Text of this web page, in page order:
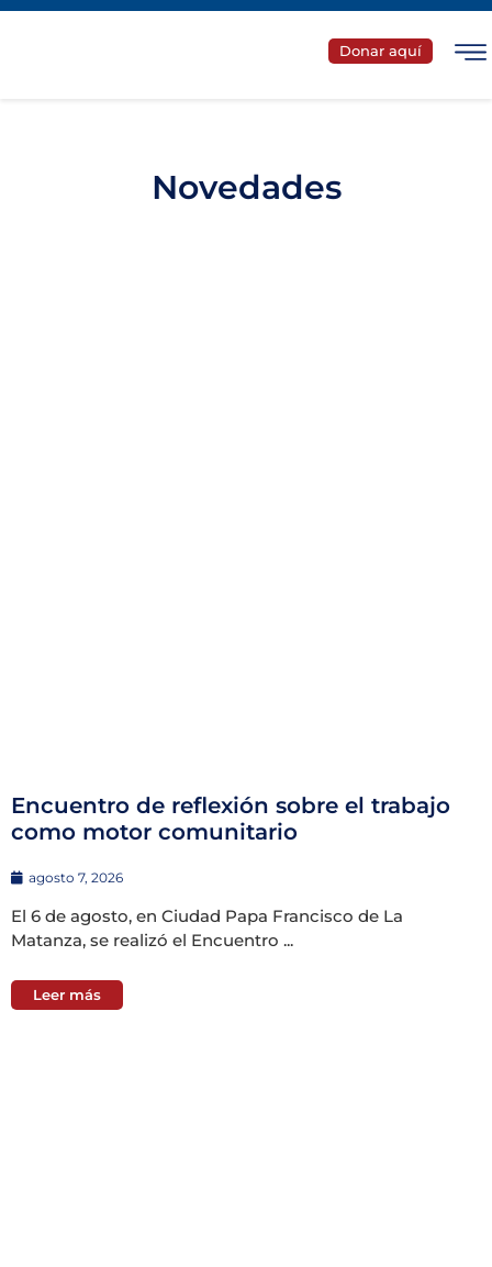
Donar aquí
Novedades
Encuentro de reflexión sobre el trabajo
como motor comunitario
agosto 7, 2026
El 6 de agosto, en Ciudad Papa Francisco de La
Matanza, se realizó el Encuentro ...
Leer más